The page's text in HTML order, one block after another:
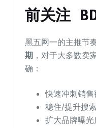
前关注
黑五网一的主推节
期 ，对于大多数卖
确：
快速冲刺销售
稳住/提升搜
扩大品牌曝光